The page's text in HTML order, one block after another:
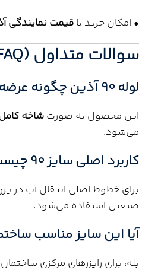
• امکان خرید باقیمت نمایندگی
سوالات متداول (FAQ)
لوله 90 آذین چگونه عرضه می‌شود؟
این محصول به صورتشاخه کامل 4 متری
می‌شود.
کاربرد اصلی سایز 90 چیست؟
برای خطوط اصلی انتقال آب در
صنعتی استفاده می‌شود.
آیا این سایز مناسب
بله، برای رایزرهای مرکزی